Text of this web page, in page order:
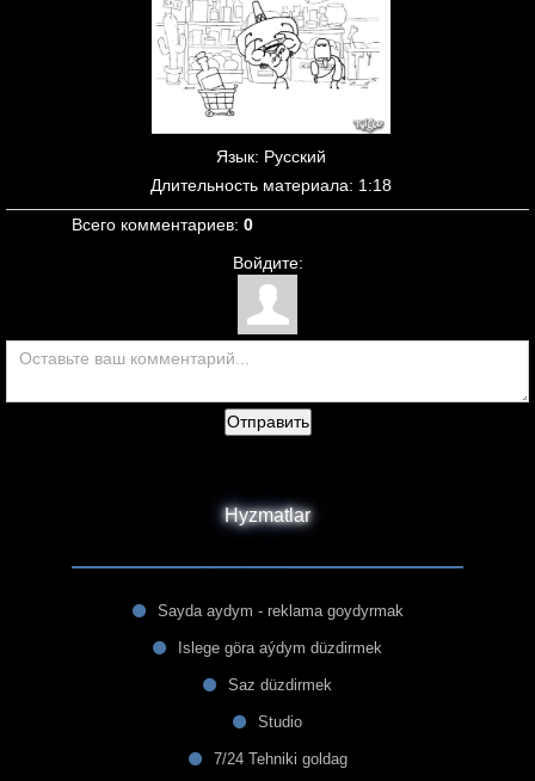
Язык: Русский
Длительность материала: 1:18
Всего комментариев: 0
Войдите:
Отправить
Hyzmatlar
Sayda aydym - reklama goydyrmak
Islege göra aýdym düzdirmek
Saz düzdirmek
Studio
7/24 Tehniki goldag